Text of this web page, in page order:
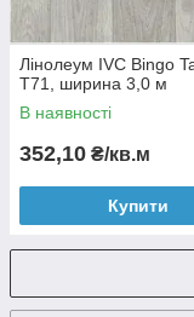
Лінолеум IVC Bingo
T71, ширина 3,0 м
В наявності
352,10 ₴/кв.м
Купити